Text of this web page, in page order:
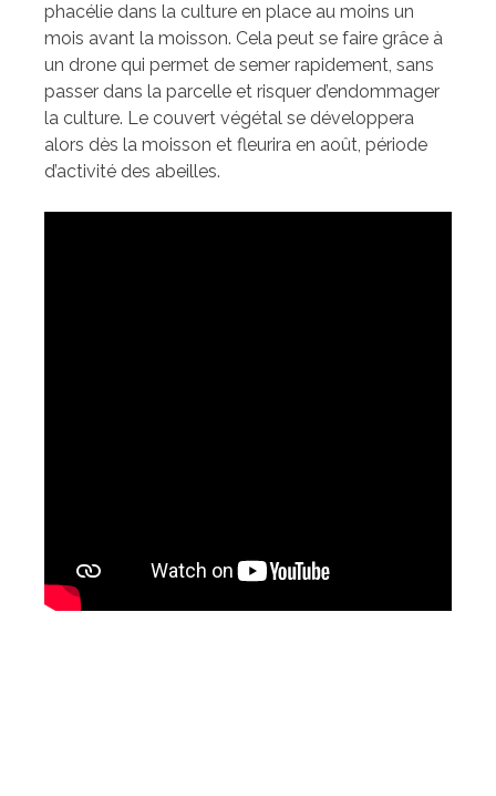
phacélie dans la culture en place au moins un
mois avant la moisson. Cela peut se faire grâce à
un drone qui permet de semer rapidement, sans
passer dans la parcelle et risquer d’endommager
la culture. Le couvert végétal se développera
alors dès la moisson et fleurira en août, période
d’activité des abeilles.